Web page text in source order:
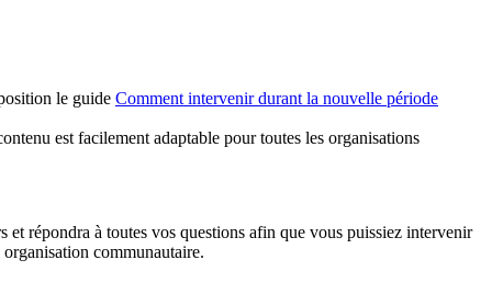
le guide Comment intervenir durant la nouvelle période
est facilement adaptable pour toutes les organisations
répondra à toutes vos questions afin que vous puissiez intervenir
organisation communautaire.